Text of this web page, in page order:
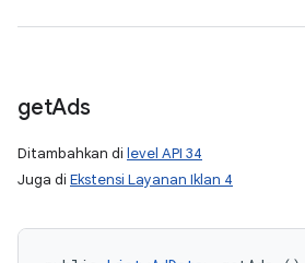
getAds
Ditambahkan di level API 34
Juga di Ekstensi Layanan Iklan 4